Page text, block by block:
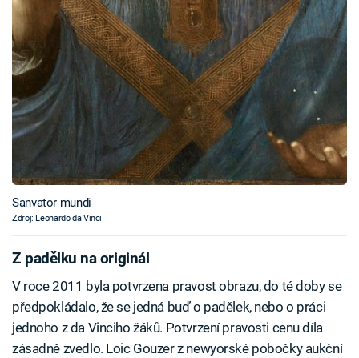
Sanvator mundi
Zdroj: Leonardo da Vinci
Z padělku na originál
V roce 2011 byla potvrzena pravost obrazu, do té doby se
předpokládalo, že se jedná buď o padělek, nebo o práci
jednoho z da Vinciho žáků. Potvrzení pravosti cenu díla
zásadně zvedlo. Loic Gouzer z newyorské pobočky aukční